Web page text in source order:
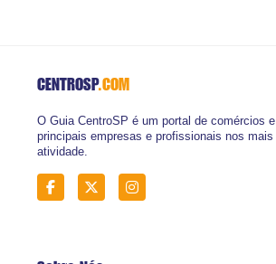
CENTROSP.COM
O Guia CentroSP é um portal de comércios
principais empresas e profissionais nos
atividade.